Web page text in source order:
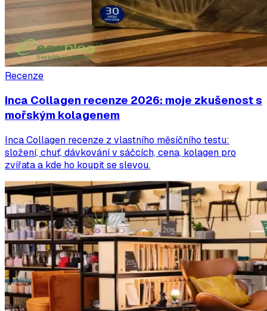
Recenze
Inca Collagen recenze 2026: moje zkušenost s
mořským kolagenem
Inca Collagen recenze z vlastního měsíčního testu:
složení, chuť, dávkování v sáčcích, cena, kolagen pro
zvířata a kde ho koupit se slevou.